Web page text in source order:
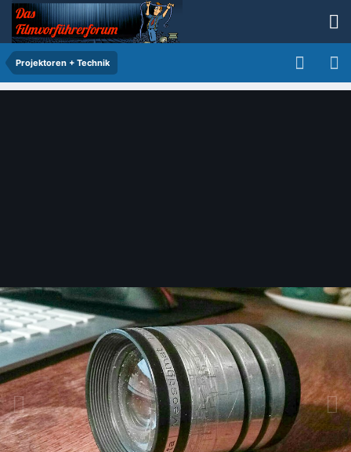
Projektoren + Technik